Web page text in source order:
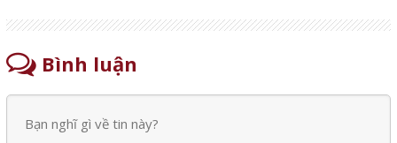
Bình luận